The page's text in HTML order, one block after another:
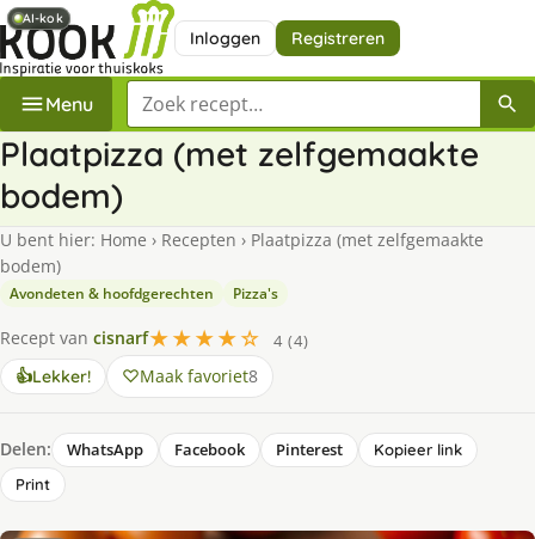
Inloggen Registreren
Menu Zoek een recept
Plaatpizza (met zelfgemaakte
bodem)
U bent hier: Home › Recepten › Plaatpizza (met zelfgemaakte
bodem)
Avondeten & hoofdgerechten Pizza's
Recept van cisnarf★★★★☆
4 (4)
👍Lekker! Maak favoriet8
Delen: WhatsApp Facebook Pinterest
Kopieer link
Print
AI-kok
AI-kok